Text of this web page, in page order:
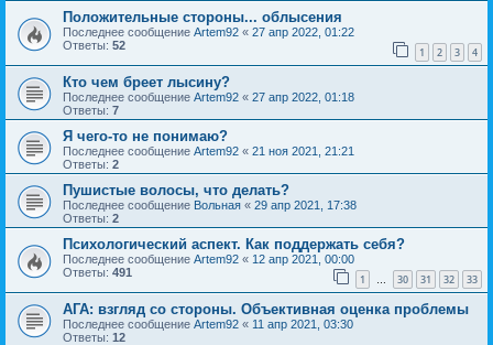
Положительные стороны... облысения
Последнее сообщение Artem92 « 27 апр 2022, 01:22
Ответы: 52 1 2 3 4
Кто чем бреет лысину?
Последнее сообщение Artem92 « 27 апр 2022, 01:18
Ответы: 7
Я чего-то не понимаю?
Последнее сообщение Artem92 « 21 ноя 2021, 21:21
Ответы: 2
Пушистые волосы, что делать?
Последнее сообщение Вольная « 29 апр 2021, 17:38
Ответы: 2
Психологический аспект. Как поддержать себя?
Последнее сообщение Artem92 « 12 апр 2021, 00:00
Ответы: 491 1 … 30 31 32 33
АГА: взгляд со стороны. Объективная оценка проблемы
Последнее сообщение Artem92 « 11 апр 2021, 03:30
Ответы: 12